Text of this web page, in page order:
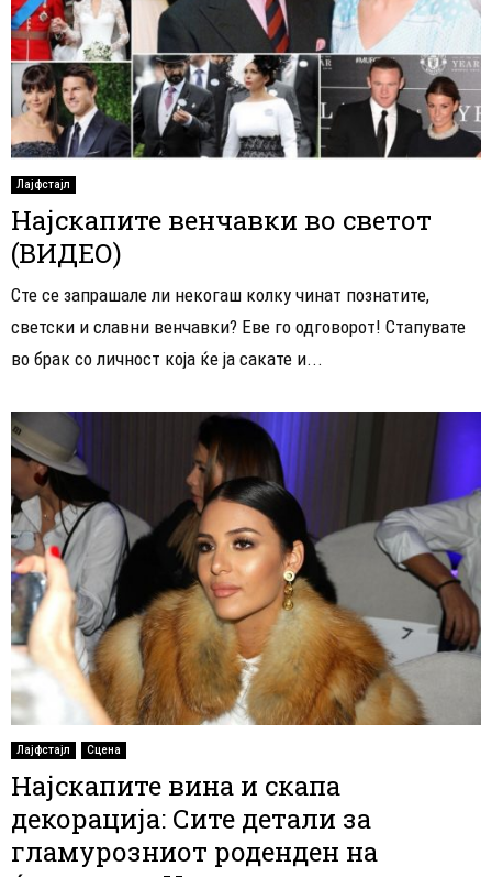
Лајфстајл
Најскапите венчавки во светот
(ВИДЕО)
Сте се запрашале ли некогаш колку чинат познатите,
светски и славни венчавки? Еве го одговорот! Стапувате
во брак со личност која ќе ја сакате и...
Лајфстајл Сцена
Најскапите вина и скапа
декорација: Сите детали за
гламурозниот роденден на